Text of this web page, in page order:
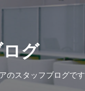
グ
のスタッフブログで